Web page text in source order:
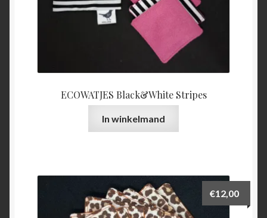
ECOWATJES Black&White Stripes
In winkelmand
€12,00